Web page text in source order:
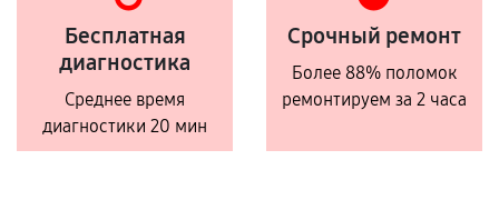
Бесплатная
диагностика
Среднее время
диагностики 20 мин
Срочный ремонт
Более 88% поломок
ремонтируем за 2 часа